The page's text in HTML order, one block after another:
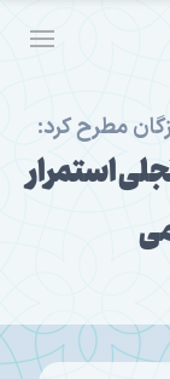
مطرح کرد:
استمرار